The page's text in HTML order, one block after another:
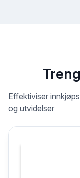
Effektiviser
og utvidelser